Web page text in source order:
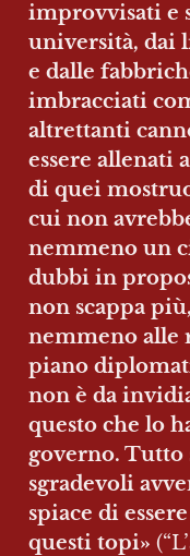
improvvisati e
università, dai
e dalle
imbracciati
altrettanti
essere allenati
di quei
cui non
nemmeno un
dubbi in
non scappa
nemmeno alle
piano
non è da
questo che lo
governo. Tutto
sgradevoli
spiace di
questi topi»